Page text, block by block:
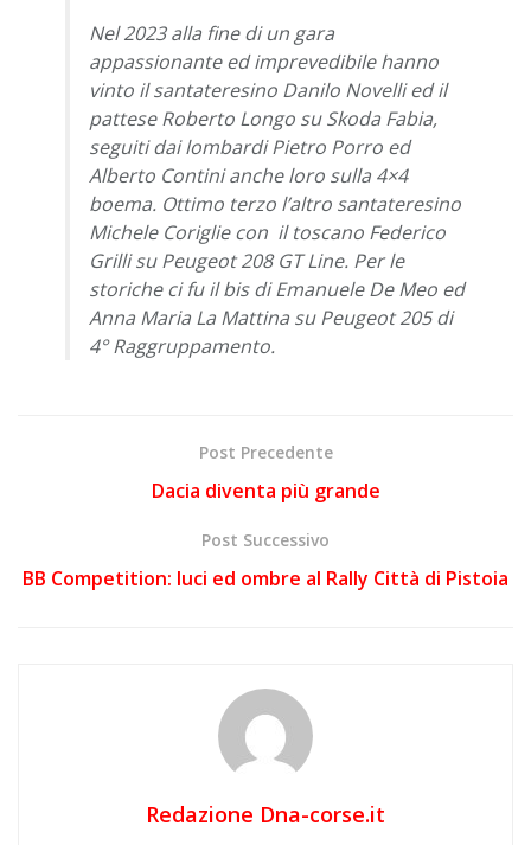
Nel 2023 alla fine di un gara
appassionante ed imprevedibile hanno
vinto il santateresino Danilo Novelli ed il
pattese Roberto Longo su Skoda Fabia,
seguiti dai lombardi Pietro Porro ed
Alberto Contini anche loro sulla 4×4
boema. Ottimo terzo l’altro santateresino
Michele Coriglie con il toscano Federico
Grilli su Peugeot 208 GT Line. Per le
storiche ci fu il bis di Emanuele De Meo ed
Anna Maria La Mattina su Peugeot 205 di
4° Raggruppamento.
Post Precedente
Dacia diventa più grande
Post Successivo
BB Competition: luci ed ombre al Rally Città di Pistoia
Redazione Dna-corse.it